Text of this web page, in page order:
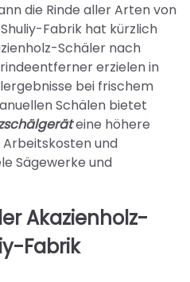
die Rinde aller Arten von
Fabrik hat kürzlich
Schäler nach
erzielen in
bei frischem
Schälen bietet
eine höhere
und
Sägewerke und
Akazienholz-
Fabrik